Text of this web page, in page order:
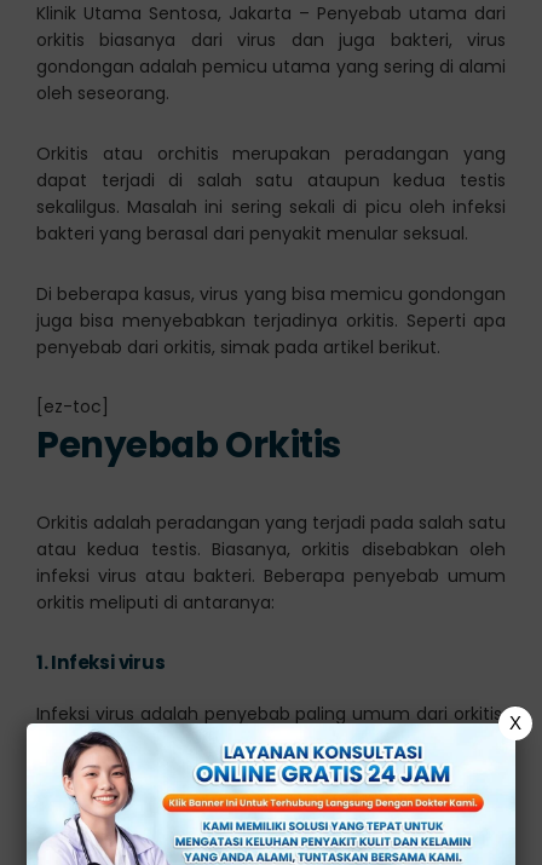
Klinik Utama Sentosa, Jakarta – Penyebab utama dari
orkitis biasanya dari virus dan juga bakteri, virus
gondongan adalah pemicu utama yang sering di alami
oleh seseorang.
Orkitis atau orchitis merupakan peradangan yang
dapat terjadi di salah satu ataupun kedua testis
sekalilgus. Masalah ini sering sekali di picu oleh infeksi
bakteri yang berasal dari penyakit menular seksual.
Di beberapa kasus, virus yang bisa memicu gondongan
juga bisa menyebabkan terjadinya orkitis. Seperti apa
penyebab dari orkitis, simak pada artikel berikut.
[ez-toc]
Penyebab Orkitis
Orkitis adalah peradangan yang terjadi pada salah satu
atau kedua testis. Biasanya, orkitis disebabkan oleh
infeksi virus atau bakteri. Beberapa penyebab umum
orkitis meliputi di antaranya:
1.Infeksi virus
Infeksi virus adalah penyebab paling umum dari orkitis.
Virus yang dapat menyebabkan orkitis antara lain virus
gondok (mumps), virus influenza, virus Coxsackie, dan
virus campak.
Orkitis yang disebabkan oleh infeksi virus gondok
X